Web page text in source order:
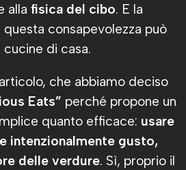
alla fisica del cibo. E la
consapevolezza può
di casa.
che abbiamo deciso
Eats” perché propone un
quanto efficace: usare
intenzionalmente gusto,
delle verdure. Sì, proprio il